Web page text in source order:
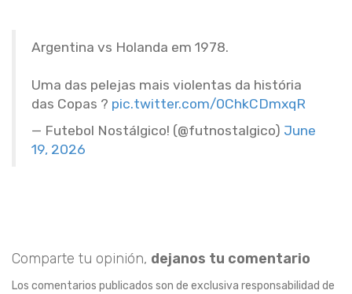
Argentina vs Holanda em 1978.
Uma das pelejas mais violentas da história
das Copas ? pic.twitter.com/0ChkCDmxqR
— Futebol Nostálgico! (@futnostalgico) June
19, 2026
Comparte tu opinión, dejanos tu comentario
Los comentarios publicados son de exclusiva responsabilidad de